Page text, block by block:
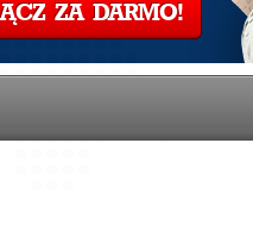
ZA DARMO!